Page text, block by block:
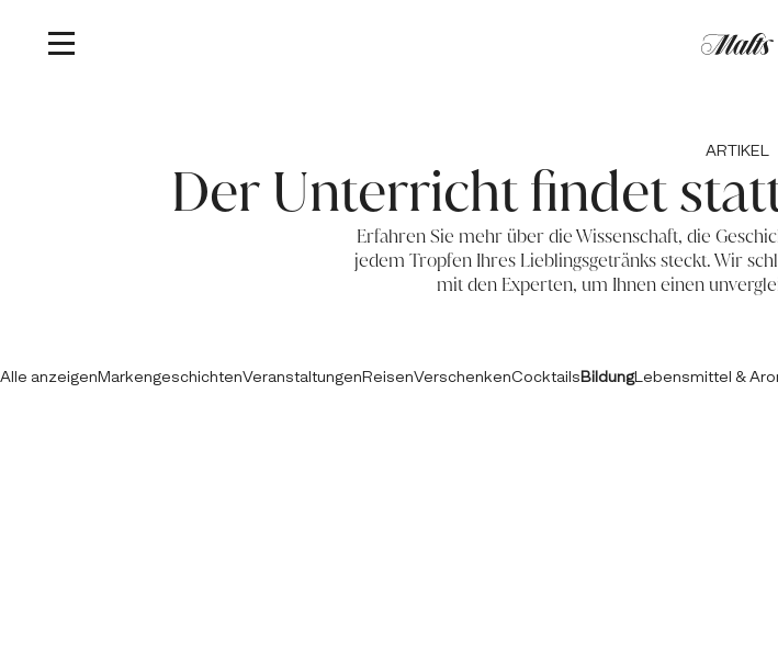
ARTIKEL
Der Unterricht findet
Erfahren Sie mehr über die Wissenschaft, die
jedem Tropfen Ihres Lieblingsgetränks steckt. Wir
mit den Experten, um Ihnen einen
Alle anzeigenMarkengeschichtenVeranstaltungenReisenVerschenkenCocktailsBildungLebensmittel &